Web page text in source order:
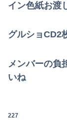
イン色紙お渡
グルショCD2
メンバーの負
いね
227